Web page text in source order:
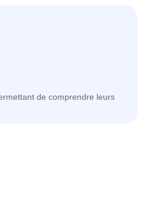
de comprendre leurs